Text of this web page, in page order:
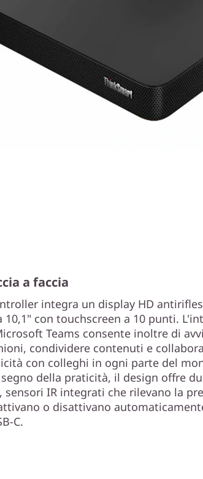
a faccia
integra un display HD
10,1" con touchscreen a 10 punti.
Teams consente inoltre di
condividere contenuti e
con colleghi in ogni parte del
della praticità, il design offre
sensori IR integrati che rilevano la
o disattivano
C.